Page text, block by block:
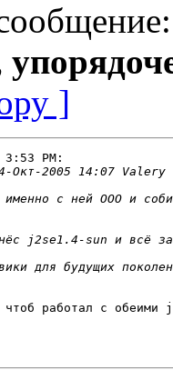
]
PM:
чтоб работал с обеими